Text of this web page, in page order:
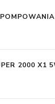
2000 X1